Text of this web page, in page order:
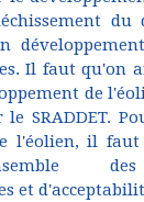
du
Il faut qu'on
de
SRADDET.
l'éolien, il
des
et